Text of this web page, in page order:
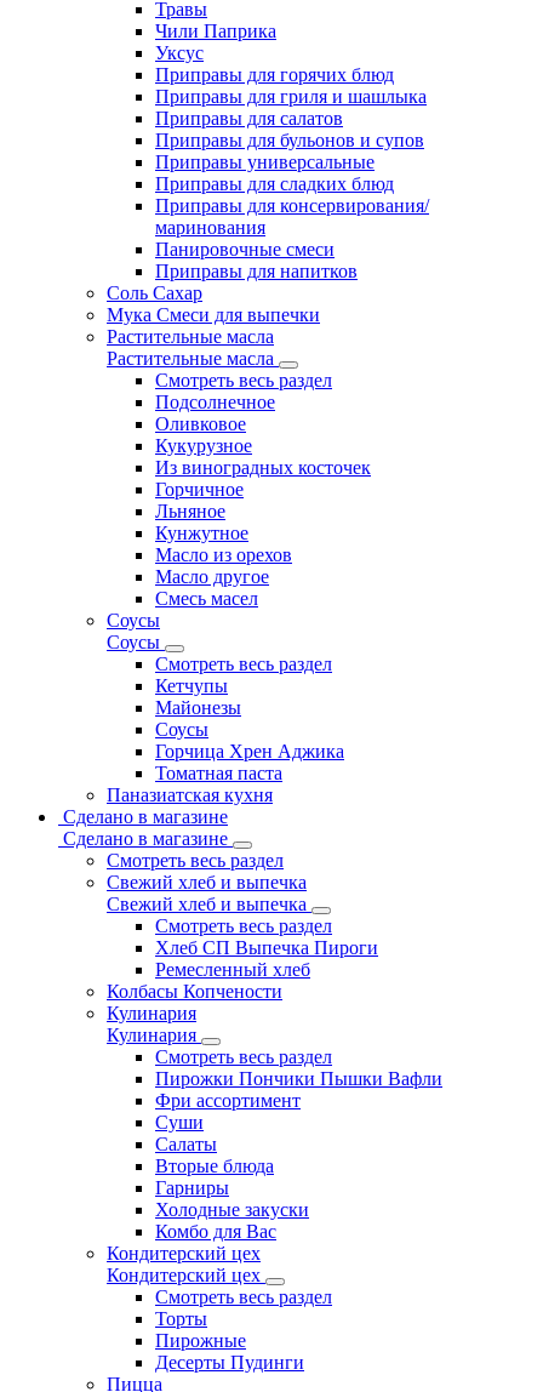
Травы
Чили Паприка
Уксус
Приправы для горячих блюд
Приправы для гриля и шашлыка
Приправы для салатов
Приправы для бульонов и супов
Приправы универсальные
Приправы для сладких блюд
Приправы для консервирования/
маринования
Панировочные смеси
Приправы для напитков
Соль Сахар
Мука Смеси для выпечки
Растительные масла
Растительные масла
Смотреть весь раздел
Подсолнечное
Оливковое
Кукурузное
Из виноградных косточек
Горчичное
Льняное
Кунжутное
Масло из орехов
Масло другое
Смесь масел
Соусы
Соусы
Смотреть весь раздел
Кетчупы
Майонезы
Соусы
Горчица Хрен Аджика
Томатная паста
Паназиатская кухня
Сделано в магазине
Сделано в магазине
Смотреть весь раздел
Свежий хлеб и выпечка
Свежий хлеб и выпечка
Смотреть весь раздел
Хлеб СП Выпечка Пироги
Ремесленный хлеб
Колбасы Копчености
Кулинария
Кулинария
Смотреть весь раздел
Пирожки Пончики Пышки Вафли
Фри ассортимент
Суши
Салаты
Вторые блюда
Гарниры
Холодные закуски
Комбо для Вас
Кондитерский цех
Кондитерский цех
Смотреть весь раздел
Торты
Пирожные
Десерты Пудинги
Пицца